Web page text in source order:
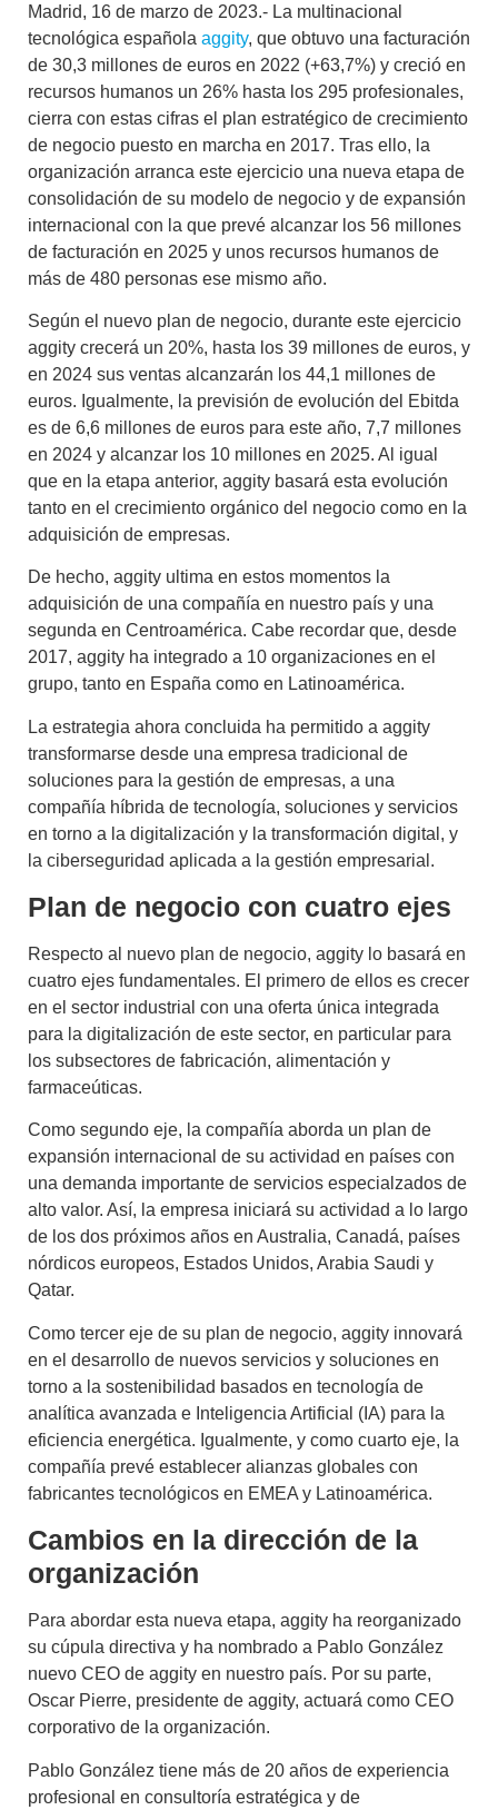
Madrid, 16 de marzo de 2023.- La multinacional
tecnológica española aggity, que obtuvo una facturación
de 30,3 millones de euros en 2022 (+63,7%) y creció en
recursos humanos un 26% hasta los 295 profesionales,
cierra con estas cifras el plan estratégico de crecimiento
de negocio puesto en marcha en 2017. Tras ello, la
organización arranca este ejercicio una nueva etapa de
consolidación de su modelo de negocio y de expansión
internacional con la que prevé alcanzar los 56 millones
de facturación en 2025 y unos recursos humanos de
más de 480 personas ese mismo año.
Según el nuevo plan de negocio, durante este ejercicio
aggity crecerá un 20%, hasta los 39 millones de euros, y
en 2024 sus ventas alcanzarán los 44,1 millones de
euros. Igualmente, la previsión de evolución del Ebitda
es de 6,6 millones de euros para este año, 7,7 millones
en 2024 y alcanzar los 10 millones en 2025. Al igual
que en la etapa anterior, aggity basará esta evolución
tanto en el crecimiento orgánico del negocio como en la
adquisición de empresas.
De hecho, aggity ultima en estos momentos la
adquisición de una compañía en nuestro país y una
segunda en Centroamérica. Cabe recordar que, desde
2017, aggity ha integrado a 10 organizaciones en el
grupo, tanto en España como en Latinoamérica.
La estrategia ahora concluida ha permitido a aggity
transformarse desde una empresa tradicional de
soluciones para la gestión de empresas, a una
compañía híbrida de tecnología, soluciones y servicios
en torno a la digitalización y la transformación digital, y
la ciberseguridad aplicada a la gestión empresarial.
Plan de negocio con cuatro ejes
Respecto al nuevo plan de negocio, aggity lo basará en
cuatro ejes fundamentales. El primero de ellos es crecer
en el sector industrial con una oferta única integrada
para la digitalización de este sector, en particular para
los subsectores de fabricación, alimentación y
farmaceúticas.
Como segundo eje, la compañía aborda un plan de
expansión internacional de su actividad en países con
una demanda importante de servicios especialzados de
alto valor. Así, la empresa iniciará su actividad a lo largo
de los dos próximos años en Australia, Canadá, países
nórdicos europeos, Estados Unidos, Arabia Saudi y
Qatar.
Como tercer eje de su plan de negocio, aggity innovará
en el desarrollo de nuevos servicios y soluciones en
torno a la sostenibilidad basados en tecnología de
analítica avanzada e Inteligencia Artificial (IA) para la
eficiencia energética. Igualmente, y como cuarto eje, la
compañía prevé establecer alianzas globales con
fabricantes tecnológicos en EMEA y Latinoamérica.
Cambios en la dirección de la
organización
Para abordar esta nueva etapa, aggity ha reorganizado
su cúpula directiva y ha nombrado a Pablo González
nuevo CEO de aggity en nuestro país. Por su parte,
Oscar Pierre, presidente de aggity, actuará como CEO
corporativo de la organización.
Pablo González tiene más de 20 años de experiencia
profesional en consultoría estratégica y de